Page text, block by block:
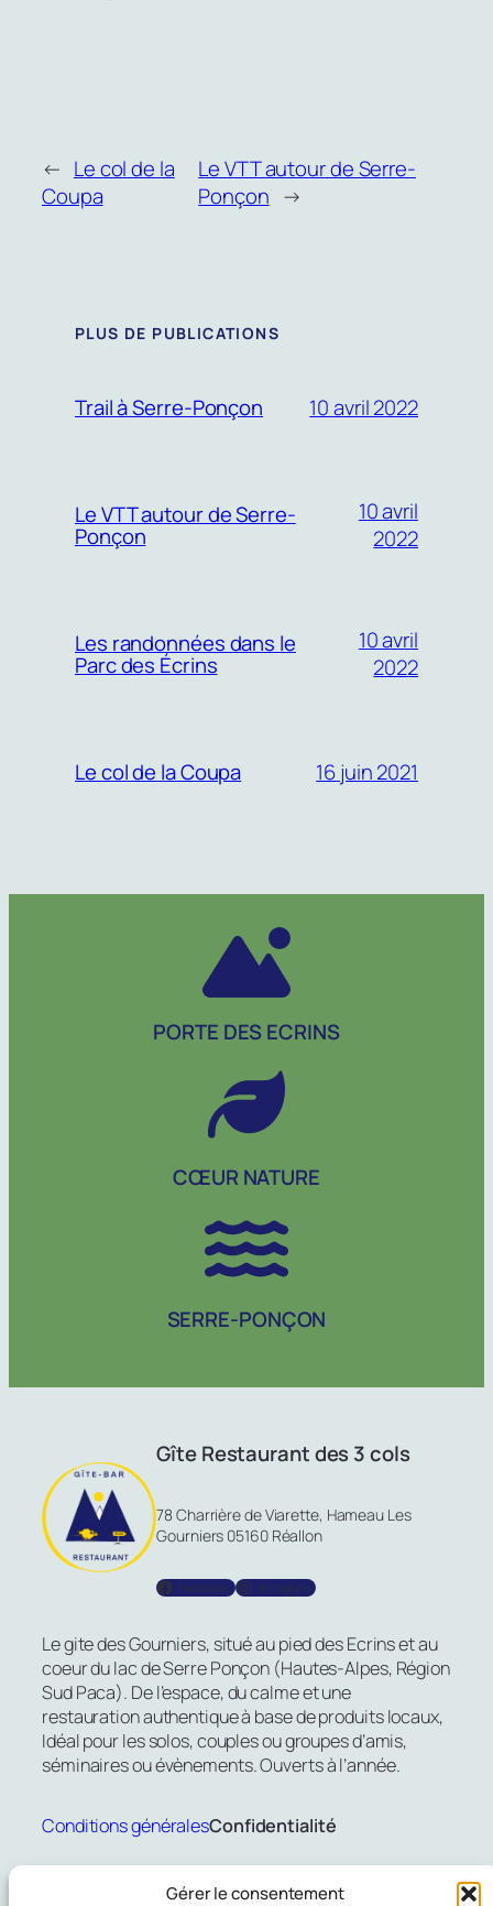
Gérer le consentement
← Le col de la
Coupa
Le VTT autour de Serre-
Ponçon →
PLUS DE PUBLICATIONS
Trail à Serre-Ponçon 10 avril 2022
Le VTT autour de Serre-
Ponçon
10 avril
2022
Les randonnées dans le
Parc des Écrins
10 avril
2022
Le col de la Coupa 16 juin 2021
PORTE DES ECRINS
CŒUR NATURE
SERRE-PONÇON
Gîte Restaurant des 3 cols
78 Charrière de Viarette, Hameau Les
Gourniers 05160 Réallon
Facebook Instagram
Le gite des Gourniers, situé au pied des Ecrins et au
coeur du lac de Serre Ponçon (Hautes-Alpes, Région
Sud Paca). De l’espace, du calme et une
restauration authentique à base de produits locaux,
Idéal pour les solos, couples ou groupes d’amis,
séminaires ou évènements. Ouverts à l’année.
Conditions généralesConfidentialité
Gîte de groupe